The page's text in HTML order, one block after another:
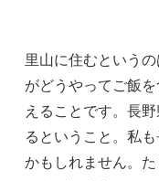
里山に住むという
がどうやってご飯
えることです。長
るということ。私
かもしれません。